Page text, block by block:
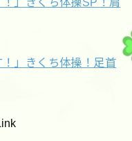
！」きくち体操！足首